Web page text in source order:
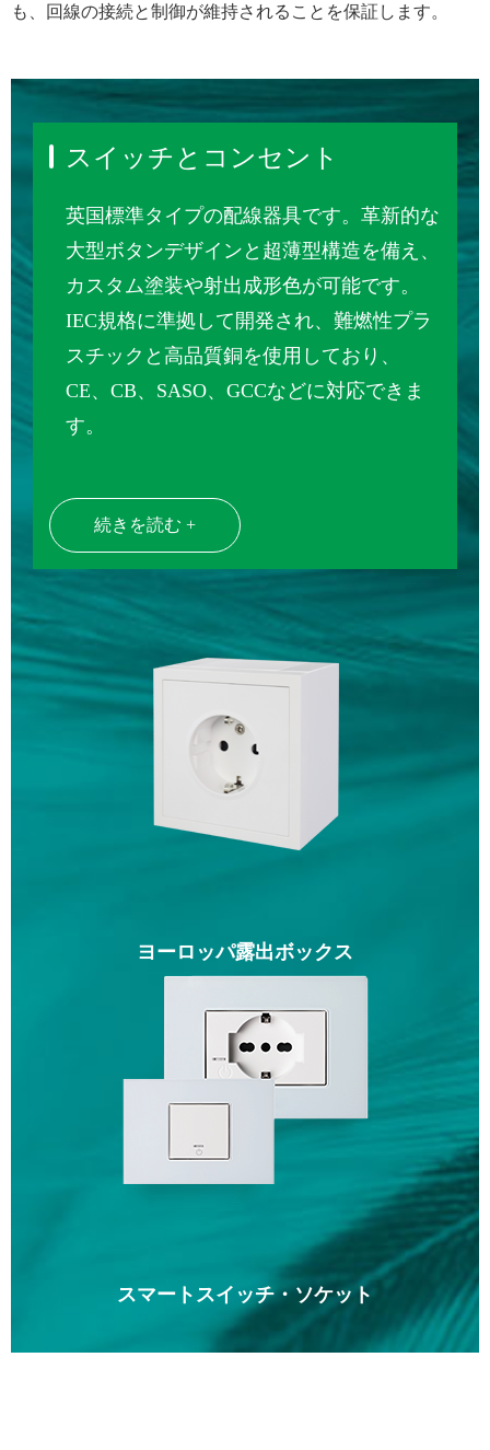
も、回線の接続と制御が維持されることを保証します。
スイッチとコンセント
英国標準タイプの配線器具です。革新的な
大型ボタンデザインと超薄型構造を備え、
カスタム塗装や射出成形色が可能です。
IEC規格に準拠して開発され、難燃性プラ
スチックと高品質銅を使用しており、
CE、CB、SASO、GCCなどに対応できま
す。
続きを読む +
ヨーロッパ露出ボックス
スマートスイッチ・ソケット